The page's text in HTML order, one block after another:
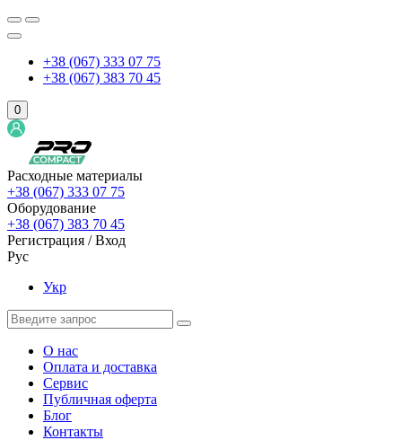
+38 (067) 333 07 75
+38 (067) 383 70 45
0
Расходные материалы
+38 (067) 333 07 75
Оборудование
+38 (067) 383 70 45
Регистрация / Вход
Рус
Укр
О нас
Оплата и доставка
Сервис
Публичная оферта
Блог
Контакты